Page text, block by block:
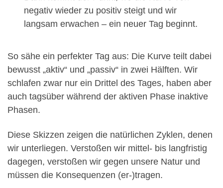
negativ wieder zu positiv steigt und wir
langsam erwachen – ein neuer Tag beginnt.
So sähe ein perfekter Tag aus: Die Kurve teilt dabei
bewusst „aktiv“ und „passiv“ in zwei Hälften. Wir
schlafen zwar nur ein Drittel des Tages, haben aber
auch tagsüber während der aktiven Phase inaktive
Phasen.
Diese Skizzen zeigen die natürlichen Zyklen, denen
wir unterliegen. Verstoßen wir mittel- bis langfristig
dagegen, verstoßen wir gegen unsere Natur und
müssen die Konsequenzen (er-)tragen.